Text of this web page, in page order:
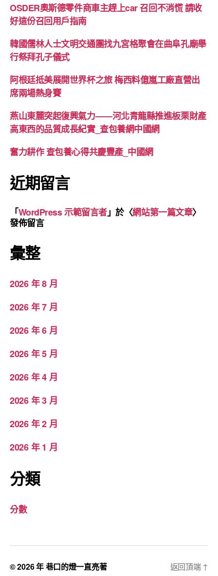
OSDER奧斯德零件商車主趕上car 召回不消慌 請收
好這份召回用戶指南
韓國儒林人士文明交通團找九宮格聚會在曲阜孔廟舉
行祭拜孔子儀式
阿根廷抵美展開世界杯之旅 梅西料億嵐工廠直營出
席兩場熱身賽
燕山東麓突起復興氣力——河北青龍縣推進板栗財產
高東西的品質成長紀實_查包養網中國網
奮力耕作 查包養心得共慶豐產_中國網
近期留言
「WordPress 示範留言者」於〈網站第一篇文章〉
發佈留言
彙整
2026 年 8 月
2026 年 7 月
2026 年 6 月
2026 年 5 月
2026 年 4 月
2026 年 3 月
2026 年 2 月
2026 年 1 月
分類
分數
© 2026 年巷口的燈一直亮著 返回頂端 ↑